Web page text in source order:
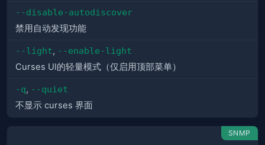
--disable-autodiscover
禁用自动发现功能
--light, --enable-light
Curses UI的轻量模式（仅启用顶部菜单）
-q, --quiet
不显示 curses 界面
SNMP